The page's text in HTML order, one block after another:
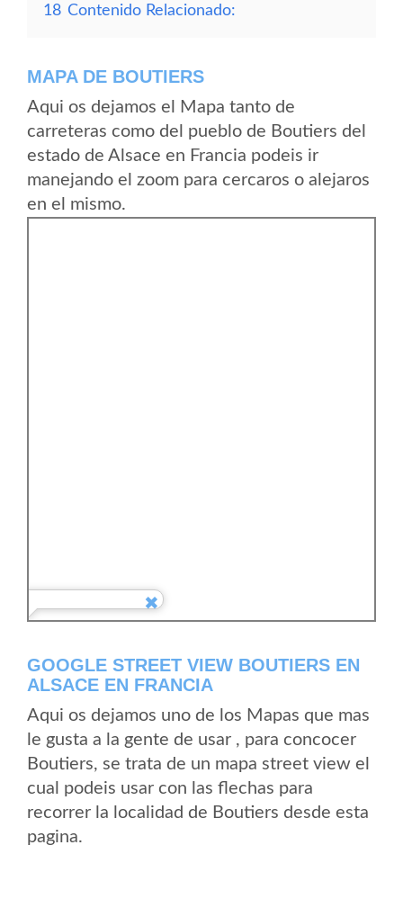
18 Contenido Relacionado:
MAPA DE BOUTIERS
Aqui os dejamos el Mapa tanto de
carreteras como del pueblo de Boutiers del
estado de Alsace en Francia podeis ir
manejando el zoom para cercaros o alejaros
en el mismo.
GOOGLE STREET VIEW BOUTIERS EN
ALSACE EN FRANCIA
Aqui os dejamos uno de los Mapas que mas
le gusta a la gente de usar , para concocer
Boutiers, se trata de un mapa street view el
cual podeis usar con las flechas para
recorrer la localidad de Boutiers desde esta
pagina.